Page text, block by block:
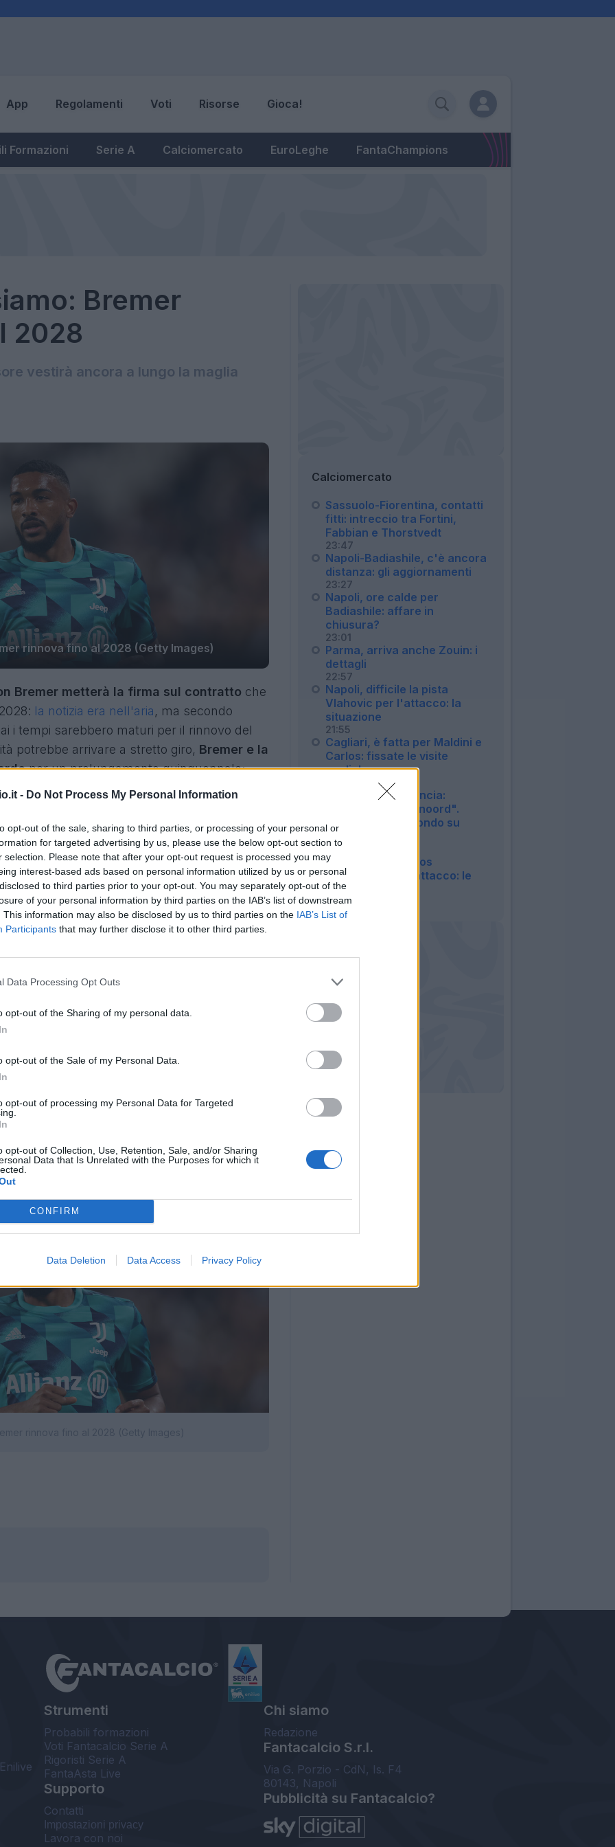
- Do Not Process My Personal Information
opt-out of the sale, sharing to third parties, or processing of your personal or
for targeted advertising by us, please use the below opt-out section to
selection. Please note that after your opt-out request is processed you may
interest-based ads based on personal information utilized by us or personal
to third parties prior to your opt-out. You may separately opt-out of the
of your personal information by third parties on the IAB’s list of downstream
This information may also be disclosed by us to third parties on the IAB’s List of
Participants that may further disclose it to other third parties.
Data Processing Opt Outs
opt-out of the Sharing of my personal data.
opt-out of the Sale of my Personal Data.
opt-out of processing my Personal Data for Targeted
opt-out of Collection, Use, Retention, Sale, and/or Sharing
Data that Is Unrelated with the Purposes for which it
CONFIRM
Data Deletion Data Access Privacy Policy
App Regolamenti Voti Risorse Gioca!
Formazioni Serie A Calciomercato EuroLeghe FantaChampions
Bremer
2028
vestirà ancora a lungo la maglia
rinnova fino al 2028 (Getty Images)
Bremer metterà la firma sul contratto che
la notizia era nell'aria, ma secondo
i tempi sarebbero maturi per il rinnovo del
potrebbe arrivare a stretto giro, Bremer e la
per un prolungamento quinquennale;
difensore è diventato un pilastro della difesa
comprensibile periodo di ambientamento si è
interpreti del ruolo nel campionato italiano.
difficile trovare certezze maggiori al
Il difensore è un elemento
che a lui non ha mai rinunciato finora; i
il brasiliano ha dimostrato di poter
una media fantavoto di 6.29. Cifre che il
nella seconda parte della stagione.
Calciomercato
Sassuolo-Fiorentina, contatti
fitti: intreccio tra Fortini,
Fabbian e Thorstvedt
23:47
Napoli-Badiashile, c'è ancora
distanza: gli aggiornamenti
23:27
Napoli, ore calde per
Badiashile: affare in
chiusura?
23:01
Parma, arriva anche Zouin: i
dettagli
22:57
Napoli, difficile la pista
Vlahovic per l'attacco: la
situazione
21:55
Cagliari, è fatta per Maldini e
Carlos: fissate le visite
mediche
Roma, Read annuncia:
"Rimango al Feyenoord".
Confermato l'affondo su
Molina
20:23
Lecce, idea Marcos
Fernandez per l'attacco: le
ultime
20:17
Strumenti
Probabili formazioni
Voti Fantacalcio Serie A
Rigoristi Serie A
FantaAsta Live
Supporto
Contatti
Impostazioni privacy
Lavora con noi
Chi siamo
Redazione
Fantacalcio S.r.l.
Via G. Porzio - CdN, Is. F4
80143, Napoli
Pubblicità su Fantacalcio?